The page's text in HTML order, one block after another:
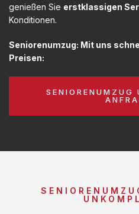
genießen Sie erstklassigen
Konditionen.
Seniorenumzug: Mit uns
Preisen:
SENIORENUMZUG